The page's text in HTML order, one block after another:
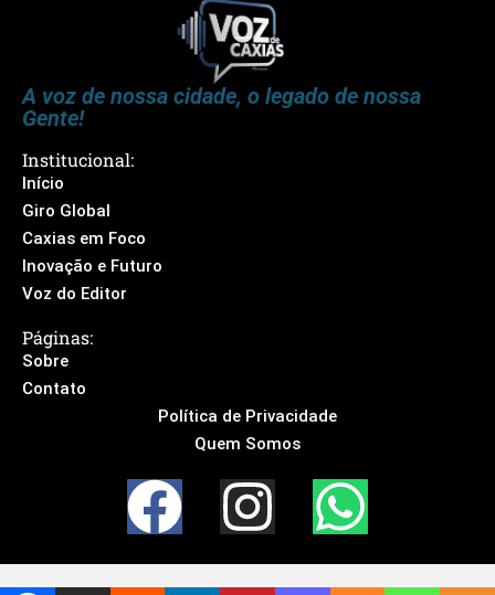
A voz de nossa cidade, o legado de nossa
Gente!
Institucional:
Início
Giro Global
Caxias em Foco
Inovação e Futuro
Voz do Editor
Páginas:
Sobre
Contato
Política de Privacidade
Quem Somos